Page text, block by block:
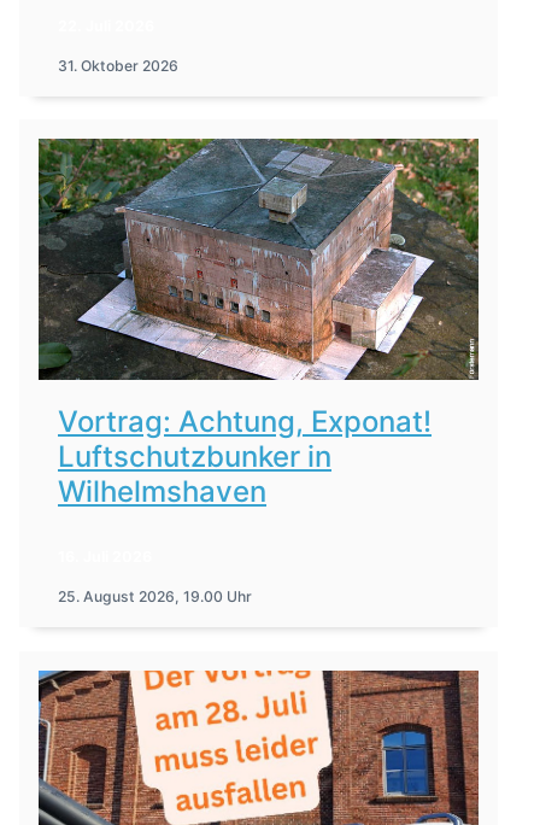
31. Oktober 2026
Vortrag: Achtung, Exponat!
Luftschutzbunker in
Wilhelmshaven
25. August 2026, 19.00 Uhr